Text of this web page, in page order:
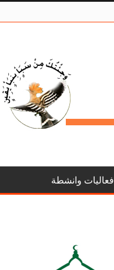
فعاليات وانشطة